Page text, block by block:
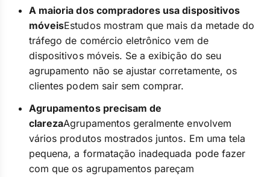
A maioria dos compradores usa dispositivos
móveisEstudos mostram que mais da metade do
tráfego de comércio eletrônico vem de
dispositivos móveis. Se a exibição do seu
agrupamento não se ajustar corretamente, os
clientes podem sair sem comprar.
Agrupamentos precisam de
clarezaAgrupamentos geralmente envolvem
vários produtos mostrados juntos. Em uma tela
pequena, a formatação inadequada pode fazer
com que os agrupamentos pareçam